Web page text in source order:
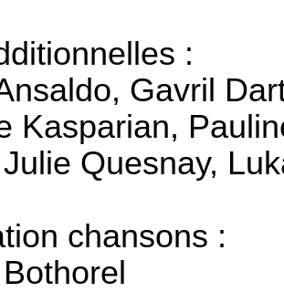
:
Gavril
Kasparian,
Quesnay,
chansons :